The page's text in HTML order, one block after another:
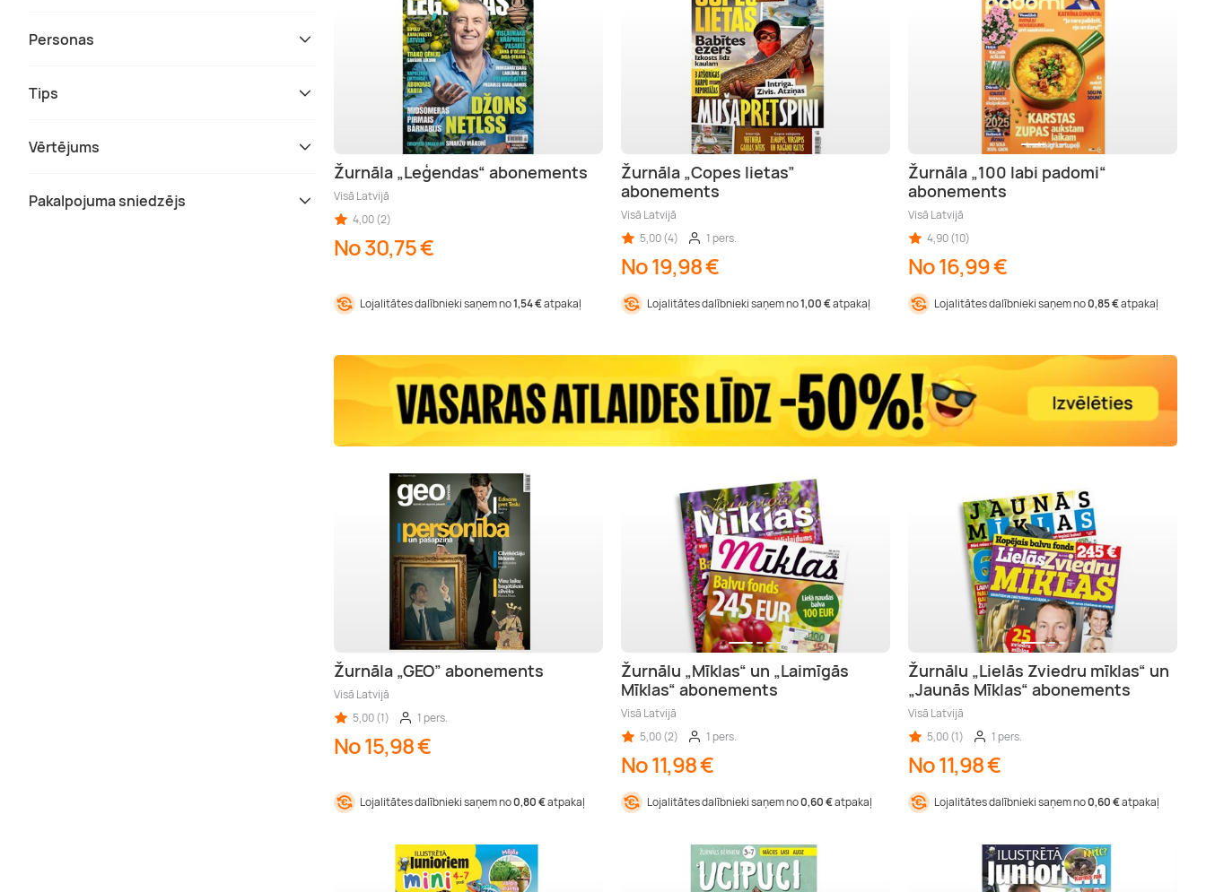
Personas
Tips
Vērtējums
Pakalpojuma sniedzējs
Žurnāla „Leģendas“ abonements
Visā Latvijā
4,00 (2)
No 30,75 €
Lojalitātes dalībnieki saņem no1,54 €atpakaļ
Žurnāla „Copes lietas”
abonements
Visā Latvijā
5,00 (4)
1 pers.
No 19,98 €
Lojalitātes dalībnieki saņem no1,00 €atpakaļ
Žurnāla „100 labi padomi“
abonements
Visā Latvijā
4,90 (10)
No 16,99 €
Lojalitātes dalībnieki saņem no0,85 €atpakaļ
Žurnāla „GEO” abonements
Visā Latvijā
5,00 (1)
1 pers.
No 15,98 €
Lojalitātes dalībnieki saņem no0,80 €atpakaļ
Žurnālu „Mīklas“ un „Laimīgās
Mīklas“ abonements
Visā Latvijā
5,00 (2)
1 pers.
No 11,98 €
Lojalitātes dalībnieki saņem no0,60 €atpakaļ
Žurnālu „Lielās Zviedru mīklas“ un
„Jaunās Mīklas“ abonements
Visā Latvijā
5,00 (1)
1 pers.
No 11,98 €
Lojalitātes dalībnieki saņem no0,60 €atpakaļ